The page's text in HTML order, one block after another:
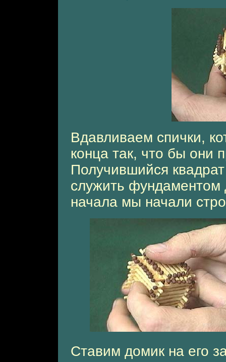
Вдавливаем спички,
конца так, что бы они
Получившийся квадрат
служить фундаментом
начала мы начали
Ставим домик на его